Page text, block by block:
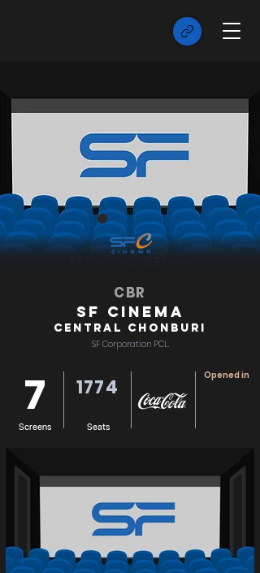
CBR
SF Cinema
Central Chonburi
SF Corporation PCL.
7
Screens
1774
Seats
Opened in